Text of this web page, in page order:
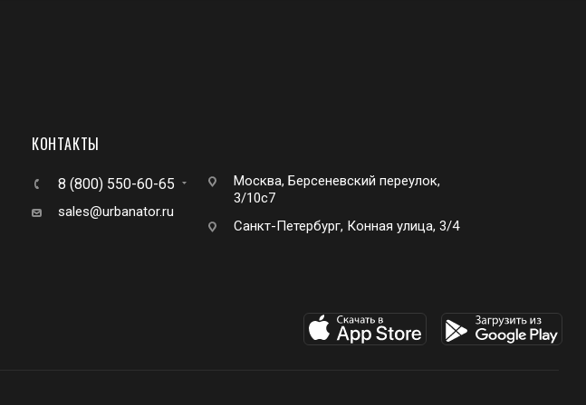
КОНТАКТЫ
8 (800) 550-60-65
sales@urbanator.ru
Москва, Берсеневский переулок,
3/10с7
Санкт-Петербург, Конная улица, 3/4